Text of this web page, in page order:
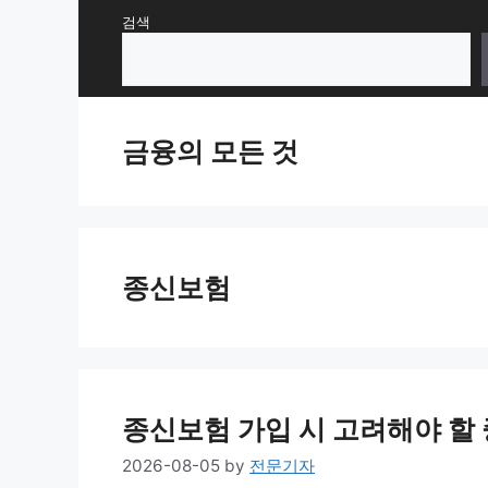
검색
금융의 모든 것
종신보험
종신보험 가입 시 고려해야 할
2026-08-05 by 전문기자